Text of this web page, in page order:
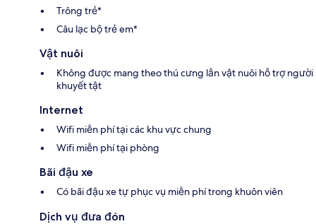
Trông trẻ*
Câu lạc bộ trẻ em*
Vật nuôi
Không được mang theo thú cưng lẫn vật nuôi hỗ trợ người
khuyết tật
Internet
Wifi miễn phí tại các khu vực chung
Wifi miễn phí tại phòng
Bãi đậu xe
Có bãi đậu xe tự phục vụ miễn phí trong khuôn viên
Dịch vụ đưa đón